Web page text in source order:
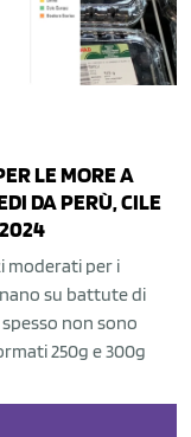
LE MORE A
DA PERÙ, CILE
moderati per i
su battute di
non sono
250g e 300g